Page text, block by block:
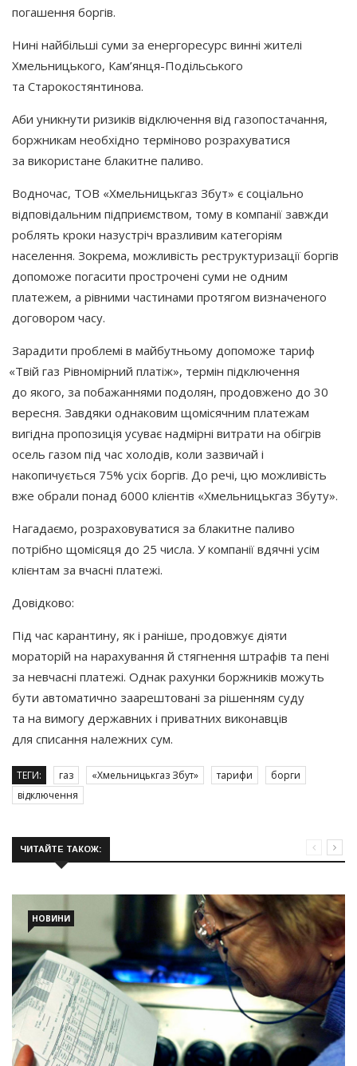
погашення боргів.
Нині найбільші суми за енергоресурс винні жителі
Хмельницького, Кам’янця-Подільського
та Старокостянтинова.
Аби уникнути ризиків відключення від газопостачання,
боржникам необхідно терміново розрахуватися
за використане блакитне паливо.
Водночас, ТОВ «Хмельницькгаз Збут» є соціально
відповідальним підприємством, тому в компанії завжди
роблять кроки назустріч вразливим категоріям
населення. Зокрема, можливість реструктуризації боргів
допоможе погасити прострочені суми не одним
платежем, а рівними частинами протягом визначеного
договором часу.
Зарадити проблемі в майбутньому допоможе тариф
«Твій газ Рівномірний платіж», термін підключення
до якого, за побажаннями подолян, продовжено до 30
вересня. Завдяки однаковим щомісячним платежам
вигідна пропозиція усуває надмірні витрати на обігрів
осель газом під час холодів, коли зазвичай і
накопичується 75% усіх боргів. До речі, цю можливість
вже обрали понад 6000 клієнтів «Хмельницькгаз Збуту».
Нагадаємо, розраховуватися за блакитне паливо
потрібно щомісяця до 25 числа. У компанії вдячні усім
клієнтам за вчасні платежі.
Довідково:
Під час карантину, як і раніше, продовжує діяти
мораторій на нарахування й стягнення штрафів та пені
за невчасні платежі. Однак рахунки боржників можуть
бути автоматично заарештовані за рішенням суду
та на вимогу державних і приватних виконавців
для списання належних сум.
ТЕГИ: газ «Хмельницькгаз Збут» тарифи
борги
відключення
ЧИТАЙТЕ ТАКОЖ:
НОВИНИ